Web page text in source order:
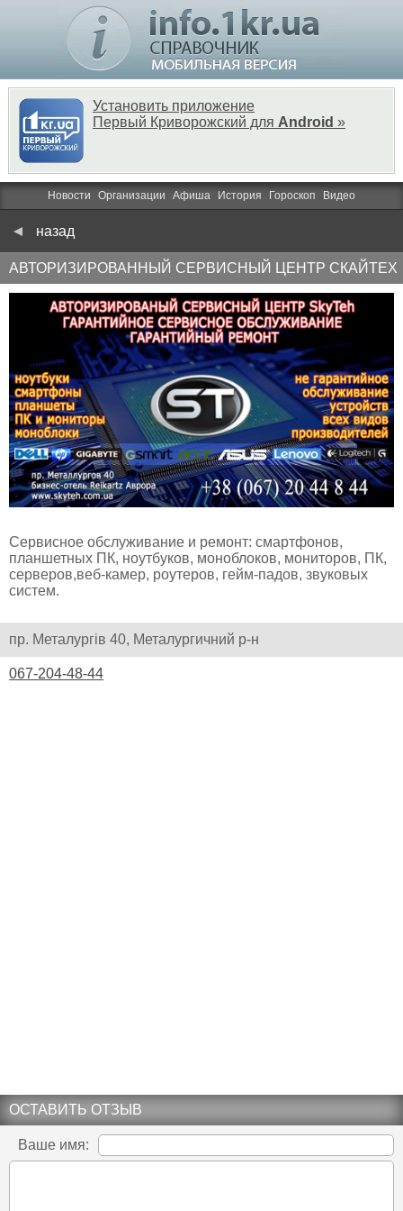
Установить приложение
Первый Криворожский для Android »
Новости Организации Афиша История Гороскоп Видео
назад
АВТОРИЗИРОВАННЫЙ СЕРВИСНЫЙ ЦЕНТР СКАЙТЕХ
Сервисное обслуживание и ремонт: смартфонов,
планшетных ПК, ноутбуков, моноблоков, мониторов, ПК,
серверов,веб-камер, роутеров, гейм-падов, звуковых
систем.
пр. Металургів 40, Металургичний р-н
067-204-48-44
ОСТАВИТЬ ОТЗЫВ
Ваше имя: